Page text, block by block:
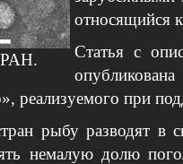
РАН.
относящийся
Статья с
реализуемого при
рыбу разводят в
немалую долю